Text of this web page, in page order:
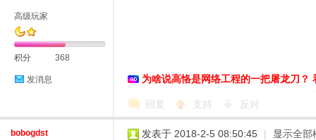
高级玩家
积分 368
发消息 为啥说高恪是网络工程的一把屠龙刀？
回复 支持 反对
bobogdst 发表于 2018-2-5 08:50:45 | 显示全部